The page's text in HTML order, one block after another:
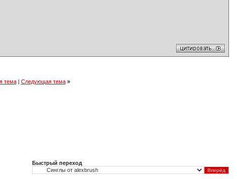
тема| Следующая тема »
Быстрый переход